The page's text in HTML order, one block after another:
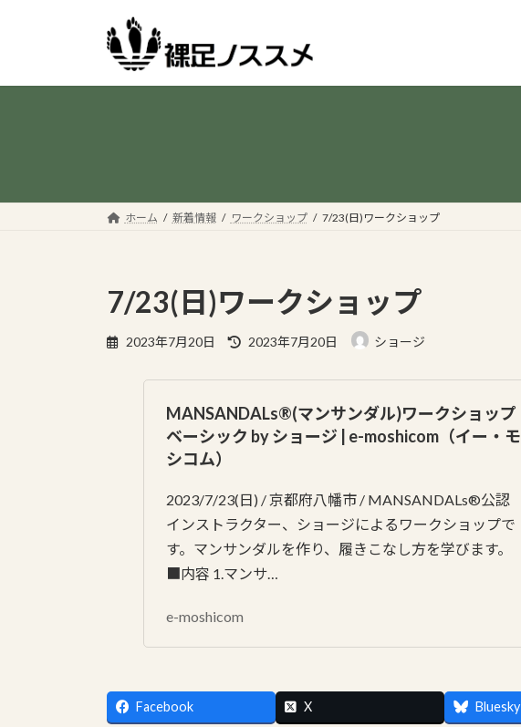
プ
動
ホーム 新着情報 ワークショップ 7/23(日)ワークショップ
7/23(日)ワークショップ
2023年7月20日
最
日
時
2023年7月20日 ショージ
MANSANDALs®(マンサンダル)ワークショップ
ベーシック by ショージ | e-moshicom（イー・モ
シコム）
2023/7/23(日) / 京都府八幡市 / MANSANDALs®️公認
インストラクター、ショージによるワークショップで
す。マンサンダルを作り、履きこなし方を学びます。
■内容 1.マンサ…
e-moshicom
Facebook X Bluesky